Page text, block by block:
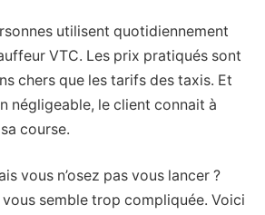
utilisent quotidiennement
VTC. Les prix pratiqués sont
chers que les tarifs des taxis. Et
négligeable, le client connait à
course.
vous n’osez pas vous lancer ?
vous semble trop compliquée. Voici